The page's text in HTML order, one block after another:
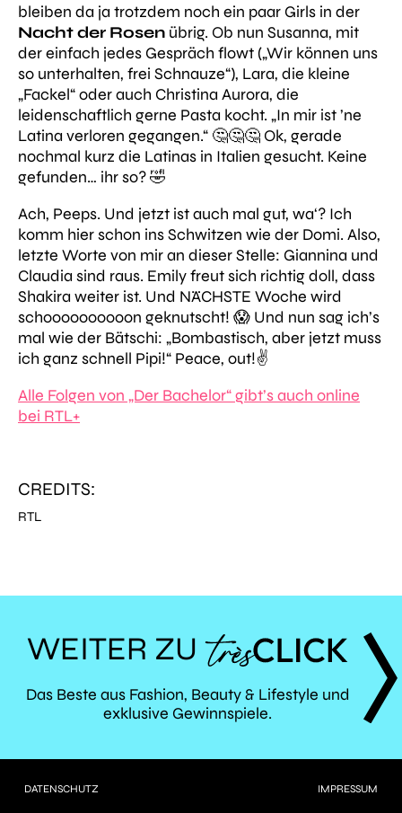
bleiben da ja trotzdem noch ein paar Girls in der
Nacht der Rosen übrig. Ob nun Susanna, mit
der einfach jedes Gespräch flowt („Wir können uns
so unterhalten, frei Schnauze“), Lara, die kleine
„Fackel“oder auch Christina Aurora, die
leidenschaftlich gerne Pasta kocht. „In mir ist ’ne
Latina verloren gegangen.“ 🤔🤔🤔 Ok, gerade
nochmal kurz die Latinas in Italien gesucht. Keine
gefunden… ihr so? 🤣
Ach, Peeps. Und jetzt ist auch mal gut, wa‘? Ich
komm hier schon ins Schwitzen wie der Domi. Also,
letzte Worte von mir an dieser Stelle: Giannina und
Claudia sind raus. Emily freut sich richtig doll, dass
Shakira weiter ist. Und NÄCHSTE Woche wird
schoooooooooon geknutscht! 😱 Und nun sag ich’s
mal wie der Bätschi: „Bombastisch, aber jetzt muss
ich ganz schnell Pipi!“ Peace, out!✌️
Alle Folgen von „Der Bachelor“ gibt’s auch online
bei RTL+
CREDITS:
RTL
WEITER ZU
TRÈS
CLICK
Das Beste aus Fashion, Beauty & Lifestyle und
exklusive Gewinnspiele.
DATENSCHUTZ IMPRESSUM